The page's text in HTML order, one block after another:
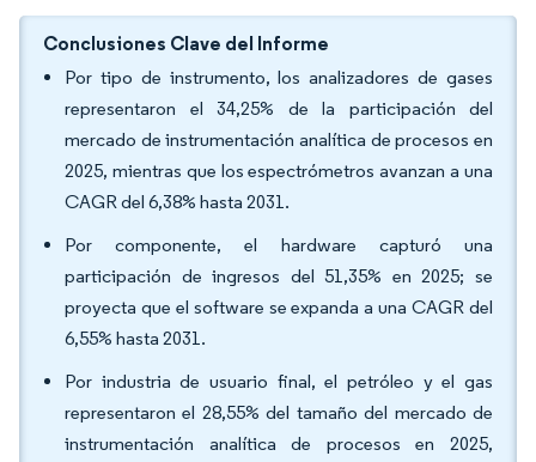
Conclusiones Clave del Informe
Por tipo de instrumento, los analizadores de gases
representaron el 34,25% de la participación del
mercado de instrumentación analítica de procesos en
2025, mientras que los espectrómetros avanzan a una
CAGR del 6,38% hasta 2031.
Por componente, el hardware capturó una
participación de ingresos del 51,35% en 2025; se
proyecta que el software se expanda a una CAGR del
6,55% hasta 2031.
Por industria de usuario final, el petróleo y el gas
representaron el 28,55% del tamaño del mercado de
instrumentación analítica de procesos en 2025,